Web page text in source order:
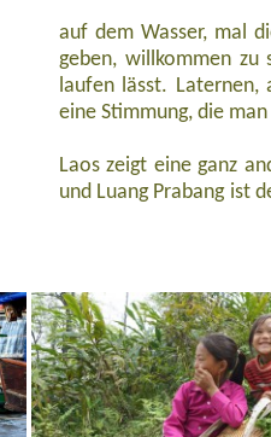
eine Stimmung, die
Laos zeigt eine ganz
und Luang Prabang ist